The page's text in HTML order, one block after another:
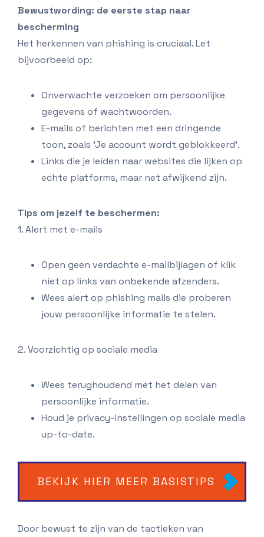
Bewustwording: de eerste stap naar
bescherming
Het herkennen van phishing is cruciaal. Let
bijvoorbeeld op:
Onverwachte verzoeken om persoonlijke
gegevens of wachtwoorden.
E-mails of berichten met een dringende
toon, zoals ‘Je account wordt geblokkeerd’.
Links die je leiden naar websites die lijken op
echte platforms, maar net afwijkend zijn.
Tips om jezelf te beschermen:
1. Alert met e-mails
Open geen verdachte e-mailbijlagen of klik
niet op links van onbekende afzenders.
Wees alert op phishing mails die proberen
jouw persoonlijke informatie te stelen.
2. Voorzichtig op sociale media
Wees terughoudend met het delen van
persoonlijke informatie.
Houd je privacy-instellingen op sociale media
up-to-date.
BEKIJK HIER MEER BASISTIPS
Door bewust te zijn van de tactieken van